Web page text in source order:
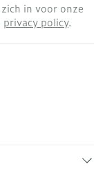
in voor onze
privacy policy.